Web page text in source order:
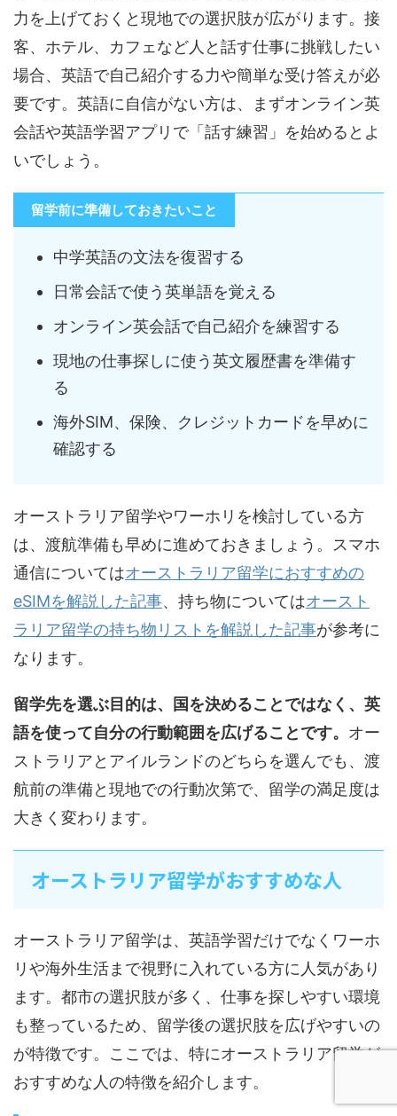
力を上げておくと現地での選択肢が広がります。接
客、ホテル、カフェなど人と話す仕事に挑戦したい
場合、英語で自己紹介する力や簡単な受け答えが必
要です。英語に自信がない方は、まずオンライン英
会話や英語学習アプリで「話す練習」を始めるとよ
いでしょう。
留学前に準備しておきたいこと
中学英語の文法を復習する
日常会話で使う英単語を覚える
オンライン英会話で自己紹介を練習する
現地の仕事探しに使う英文履歴書を準備す
る
海外SIM、保険、クレジットカードを早めに
確認する
オーストラリア留学やワーホリを検討している方
は、渡航準備も早めに進めておきましょう。スマホ
通信についてはオーストラリア留学におすすめの
eSIMを解説した記事、持ち物についてはオースト
ラリア留学の持ち物リストを解説した記事が参考に
なります。
留学先を選ぶ目的は、国を決めることではなく、英
語を使って自分の行動範囲を広げることです。 オー
ストラリアとアイルランドのどちらを選んでも、渡
航前の準備と現地での行動次第で、留学の満足度は
大きく変わります。
オーストラリア留学がおすすめな人
オーストラリア留学は、英語学習だけでなくワーホ
リや海外生活まで視野に入れている方に人気があり
ます。都市の選択肢が多く、仕事を探しやすい環境
も整っているため、留学後の選択肢を広げやすいの
が特徴です。ここでは、特にオーストラリア留学が
おすすめな人の特徴を紹介します。